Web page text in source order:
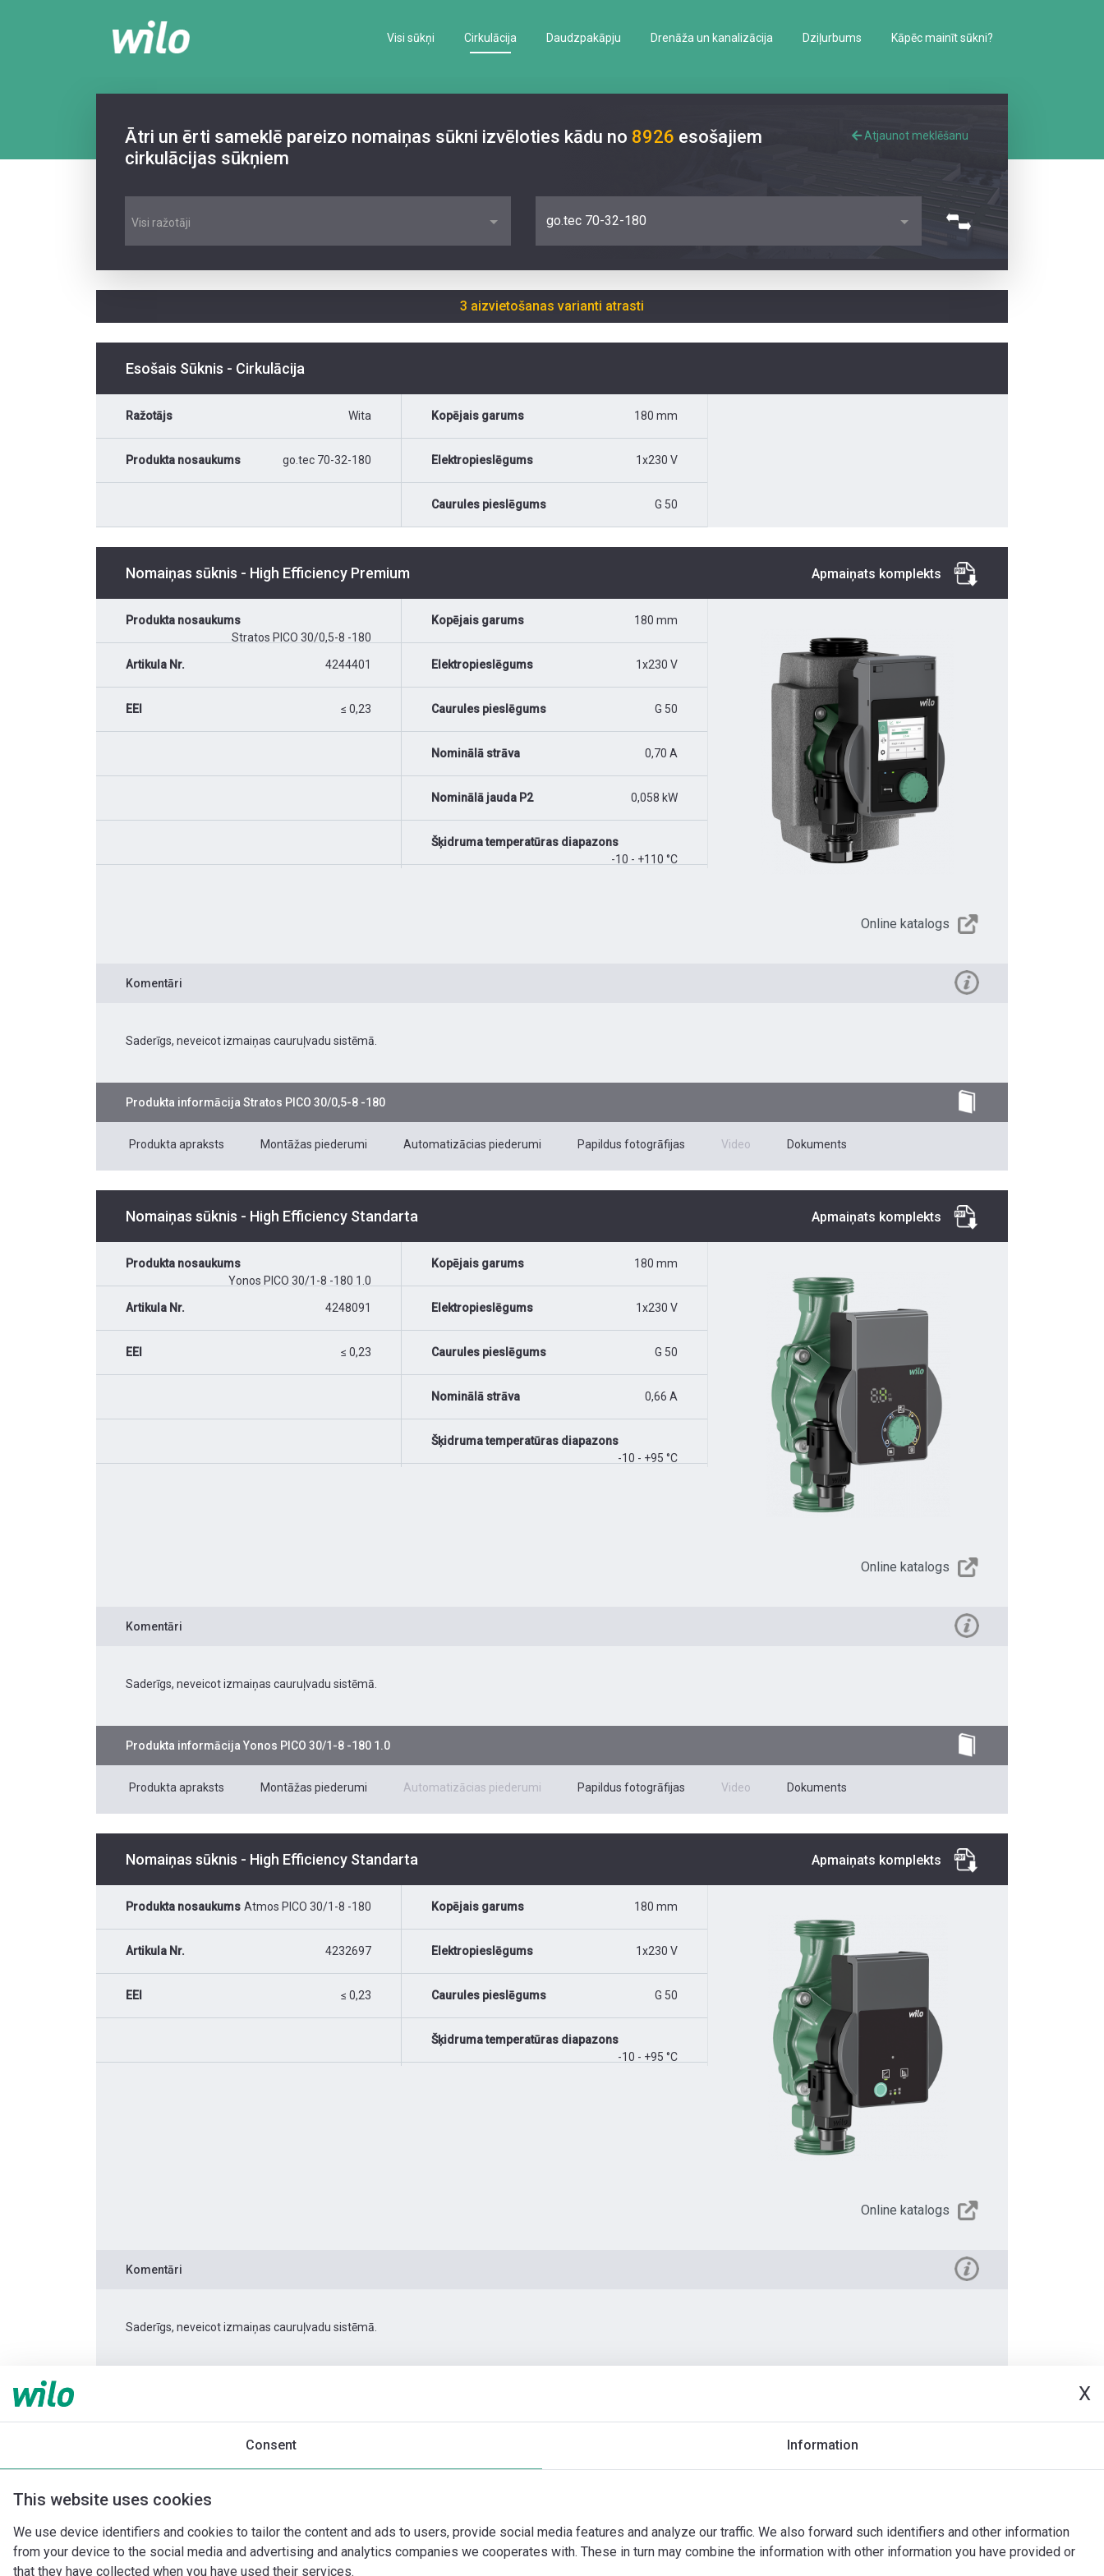
X
Consent Information
This website uses cookies
We use device identifiers and cookies to tailor the content and ads to users, provide social media features and analyze our traffic. We also forward such identifiers and other information
from your device to the social media and advertising and analytics companies we cooperates with. These in turn may combine the information with other information you have provided or
that they have collected when you have used their services.
Visi sūkņi Cirkulācija Daudzpakāpju Drenāža un kanalizācija Dziļurbums Kāpēc mainīt sūkni?
Ātri un ērti sameklē pareizo nomaiņas sūkni izvēloties kādu no 8926 esošajiem
cirkulācijas sūkņiem
Atjaunot meklēšanu
Visi ražotāji go.tec 70-32-180
3 aizvietošanas varianti atrasti
Esošais Sūknis - Cirkulācija
Ražotājs Wita
Produkta nosaukums go.tec 70-32-180
Kopējais garums 180 mm
Elektropieslēgums 1x230 V
Caurules pieslēgums G 50
Nomaiņas sūknis - High Efficiency Premium Apmaiņats komplekts
Produkta nosaukums
Stratos PICO 30/0,5-8 -180
Artikula Nr. 4244401
EEI ≤ 0,23
Kopējais garums 180 mm
Elektropieslēgums 1x230 V
Caurules pieslēgums G 50
Nominālā strāva 0,70 A
Nominālā jauda P2 0,058 kW
Šķidruma temperatūras diapazons
-10 - +110 °C
Online katalogs
Komentāri
Saderīgs, neveicot izmaiņas cauruļvadu sistēmā.
Produkta informācija Stratos PICO 30/0,5-8 -180
Produkta apraksts Montāžas piederumi Automatizācias piederumi Papildus fotogrāfijas Video Dokuments
Nomaiņas sūknis - High Efficiency Standarta Apmaiņats komplekts
Produkta nosaukums
Yonos PICO 30/1-8 -180 1.0
Artikula Nr. 4248091
EEI ≤ 0,23
Kopējais garums 180 mm
Elektropieslēgums 1x230 V
Caurules pieslēgums G 50
Nominālā strāva 0,66 A
Šķidruma temperatūras diapazons
-10 - +95 °C
Online katalogs
Komentāri
Saderīgs, neveicot izmaiņas cauruļvadu sistēmā.
Produkta informācija Yonos PICO 30/1-8 -180 1.0
Produkta apraksts Montāžas piederumi Automatizācias piederumi Papildus fotogrāfijas Video Dokuments
Nomaiņas sūknis - High Efficiency Standarta Apmaiņats komplekts
Produkta nosaukums Atmos PICO 30/1-8 -180
Artikula Nr. 4232697
EEI ≤ 0,23
Kopējais garums 180 mm
Elektropieslēgums 1x230 V
Caurules pieslēgums G 50
Šķidruma temperatūras diapazons
-10 - +95 °C
Online katalogs
Komentāri
Saderīgs, neveicot izmaiņas cauruļvadu sistēmā.